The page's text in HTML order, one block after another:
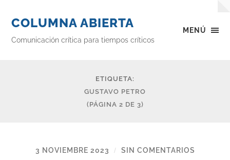
MENÚ
COLUMNA ABIERTA
Comunicación crítica para tiempos críticos
ETIQUETA:
GUSTAVO PETRO
(PÁGINA 2 DE 3)
3 NOVIEMBRE 2023 / SIN COMENTARIOS